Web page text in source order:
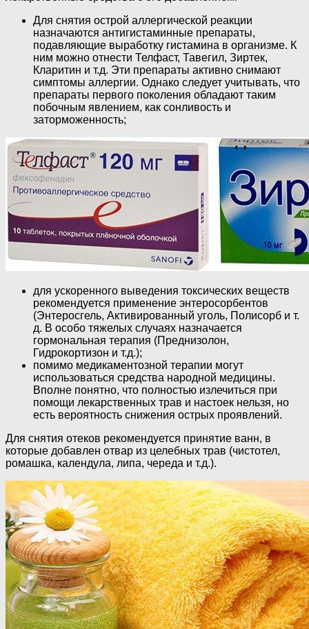
Для снятия острой аллергической реакции
назначаются антигистаминные препараты,
подавляющие выработку гистамина в организме. К
ним можно отнести Телфаст, Тавегил, Зиртек,
Кларитин и т.д. Эти препараты активно снимают
симптомы аллергии. Однако следует учитывать, что
препараты первого поколения обладают таким
побочным явлением, как сонливость и
заторможенность;
для ускоренного выведения токсических веществ
рекомендуется применение энтеросорбентов
(Энтеросгель, Активированный уголь, Полисорб и т.
д. В особо тяжелых случаях назначается
гормональная терапия (Преднизолон,
Гидрокортизон и т.д.);
помимо медикаментозной терапии могут
использоваться средства народной медицины.
Вполне понятно, что полностью излечиться при
помощи лекарственных трав и настоек нельзя, но
есть вероятность снижения острых проявлений.
Для снятия отеков рекомендуется принятие ванн, в
которые добавлен отвар из целебных трав (чистотел,
ромашка, календула, липа, череда и т.д.).